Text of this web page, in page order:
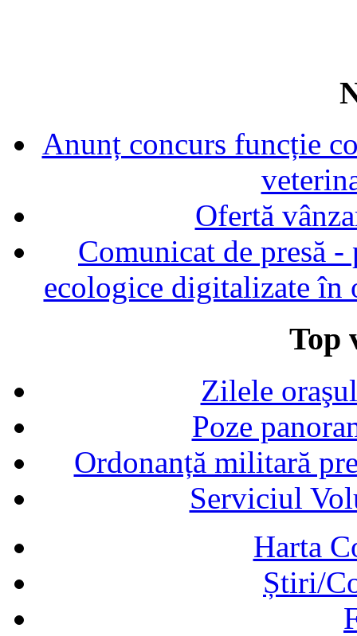
Anunț concurs funcție
Ofertă
Comunicat de presă
ecologice digitalizate în
Top
Zilele
Poze
Ordonanță militară
Serviciul
Harta
Știri/